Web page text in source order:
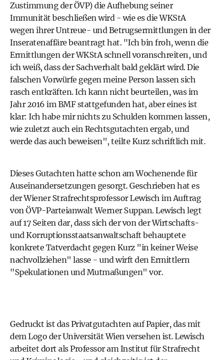
Zustimmung der ÖVP) die Aufhebung seiner
Immunität beschließen wird - wie es die WKStA
wegen ihrer Untreue- und Betrugsermittlungen in der
Inseratenaffäre beantragt hat. "Ich bin froh, wenn die
Ermittlungen der WKStA schnell voranschreiten, und
ich weiß, dass der Sachverhalt bald geklärt wird. Die
falschen Vorwürfe gegen meine Person lassen sich
rasch entkräften. Ich kann nicht beurteilen, was im
Jahr 2016 im BMF stattgefunden hat, aber eines ist
klar: Ich habe mir nichts zu Schulden kommen lassen,
wie zuletzt auch ein Rechtsgutachten ergab, und
werde das auch beweisen", teilte Kurz schriftlich mit.
Dieses Gutachten hatte schon am Wochenende für
Auseinandersetzungen gesorgt. Geschrieben hat es
der Wiener Strafrechtsprofessor Lewisch im Auftrag
von ÖVP-Parteianwalt Werner Suppan. Lewisch legt
auf 17 Seiten dar, dass sich der von der Wirtschafts-
und Korruptionsstaatsanwaltschaft behauptete
konkrete Tatverdacht gegen Kurz "in keiner Weise
nachvollziehen" lasse - und wirft den Ermittlern
"Spekulationen und Mutmaßungen" vor.
Gedruckt ist das Privatgutachten auf Papier, das mit
dem Logo der Universität Wien versehen ist. Lewisch
arbeitet dort als Professor am Institut für Strafrecht